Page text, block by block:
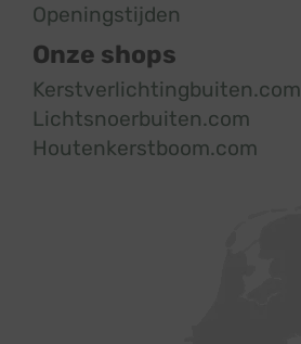
Openingstijden
Onze shops
Kerstverlichtingbuiten.com
Lichtsnoerbuiten.com
Houtenkerstboom.com